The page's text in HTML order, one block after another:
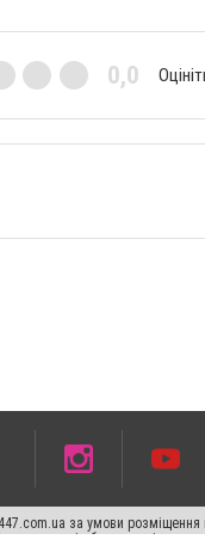
0,0
за умови
в тексті або в якості